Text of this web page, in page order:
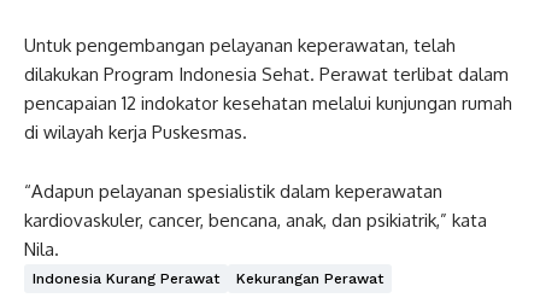
Untuk pengembangan pelayanan keperawatan, telah
dilakukan Program Indonesia Sehat. Perawat terlibat dalam
pencapaian 12 indokator kesehatan melalui kunjungan rumah
di wilayah kerja Puskesmas.
“Adapun pelayanan spesialistik dalam keperawatan
kardiovaskuler, cancer, bencana, anak, dan psikiatrik,” kata
Nila.
Indonesia Kurang Perawat Kekurangan Perawat